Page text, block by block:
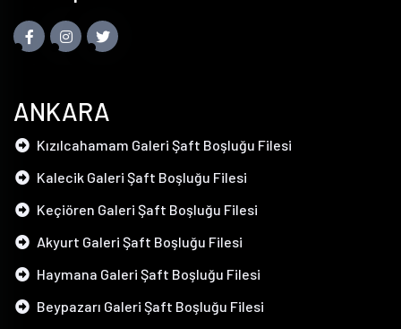
ANKARA
Kızılcahamam Galeri Şaft Boşluğu Filesi
Kalecik Galeri Şaft Boşluğu Filesi
Keçiören Galeri Şaft Boşluğu Filesi
Akyurt Galeri Şaft Boşluğu Filesi
Haymana Galeri Şaft Boşluğu Filesi
Beypazarı Galeri Şaft Boşluğu Filesi